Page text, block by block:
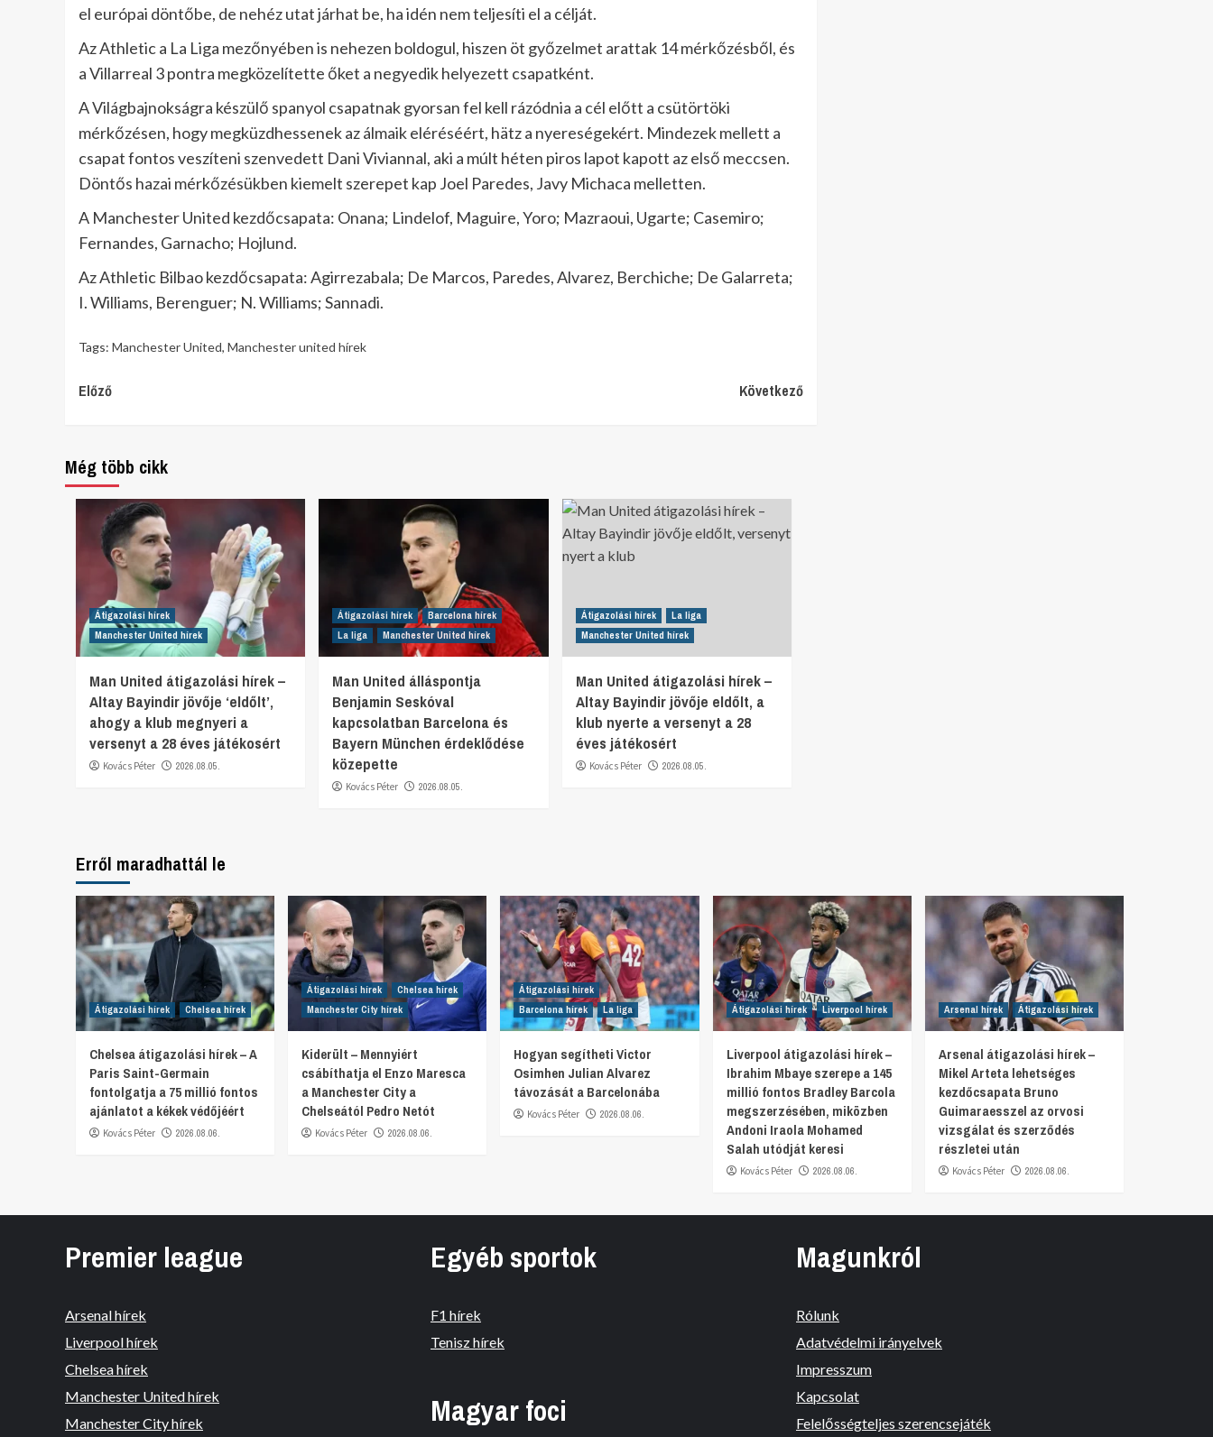
el európai döntőbe, de nehéz utat járhat be, ha idén nem teljesíti el a célját.
Az Athletic a La Liga mezőnyében is nehezen boldogul, hiszen öt győzelmet arattak 14 mérkőzésből, és
a Villarreal 3 pontra megközelítette őket a negyedik helyezett csapatként.
A Világbajnokságra készülő spanyol csapatnak gyorsan fel kell rázódnia a cél előtt a csütörtöki
mérkőzésen, hogy megküzdhessenek az álmaik eléréséért, hätz a nyereségekért. Mindezek mellett a
csapat fontos veszíteni szenvedett Dani Viviannal, aki a múlt héten piros lapot kapott az első meccsen.
Döntős hazai mérkőzésükben kiemelt szerepet kap Joel Paredes, Javy Michaca melletten.
A Manchester United kezdőcsapata: Onana; Lindelof, Maguire, Yoro; Mazraoui, Ugarte; Casemiro;
Fernandes, Garnacho; Hojlund.
Az Athletic Bilbao kezdőcsapata: Agirrezabala; De Marcos, Paredes, Alvarez, Berchiche; De Galarreta;
I. Williams, Berenguer; N. Williams; Sannadi.
Tags: Manchester United, Manchester united hírek
Continue
Előző Következő
Még több cikk
Átigazolási hírek
Manchester United hírek
Man United átigazolási hírek –
Altay Bayindir jövője ‘eldőlt’,
ahogy a klub megnyeri a
versenyt a 28 éves játékosért
Kovács Péter 2026.08.05.
Átigazolási hírek
Barcelona hírek
La liga
Manchester United hírek
Man United álláspontja
Benjamin Seskóval
kapcsolatban Barcelona és
Bayern München érdeklődése
közepette
Kovács Péter 2026.08.05.
Átigazolási hírek
La liga
Manchester United hírek
Man United átigazolási hírek –
Altay Bayindir jövője eldőlt, a
klub nyerte a versenyt a 28
éves játékosért
Kovács Péter 2026.08.05.
Erről maradhattál le
Átigazolási hírek Chelsea hírek
Chelsea átigazolási hírek – A
Paris Saint-Germain
fontolgatja a 75 millió fontos
ajánlatot a kékek védőjéért
Kovács Péter 2026.08.06.
Átigazolási hírek
Chelsea hírek
Manchester City hírek
Kiderült – Mennyiért
csábíthatja el Enzo Maresca
a Manchester City a
Chelseától Pedro Netót
Kovács Péter 2026.08.06.
Átigazolási hírek
Barcelona hírek
La liga
Hogyan segítheti Victor
Osimhen Julian Alvarez
távozását a Barcelonába
Kovács Péter 2026.08.06.
Átigazolási hírek Liverpool hírek
Liverpool átigazolási hírek –
Ibrahim Mbaye szerepe a 145
millió fontos Bradley Barcola
megszerzésében, miközben
Andoni Iraola Mohamed
Salah utódját keresi
Kovács Péter 2026.08.06.
Arsenal hírek Átigazolási hírek
Arsenal átigazolási hírek –
Mikel Arteta lehetséges
kezdőcsapata Bruno
Guimaraesszel az orvosi
vizsgálat és szerződés
részletei után
Kovács Péter 2026.08.06.
Premier league
Arsenal hírek
Liverpool hírek
Chelsea hírek
Manchester United hírek
Manchester City hírek
Egyéb sportok
F1 hírek
Tenisz hírek
Magyar foci
Magunkról
Rólunk
Adatvédelmi irányelvek
Impresszum
Kapcsolat
Felelősségteljes szerencsejáték